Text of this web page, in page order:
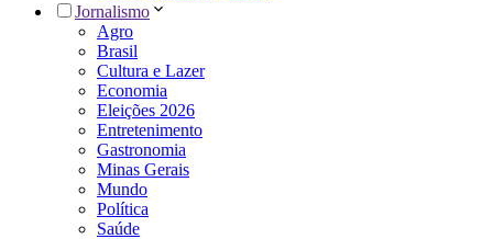
Jornalismo
Agro
Brasil
Cultura e Lazer
Economia
Eleições 2026
Entretenimento
Gastronomia
Minas Gerais
Mundo
Política
Saúde